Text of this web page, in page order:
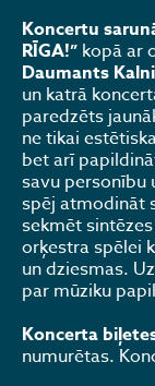
Koncertu
RĪGA!” kopā ar
Daumants
un katrā
paredzēts
ne tikai
bet arī
savu personību
spēj atmodināt
sekmēt
orķestra spēlei
un dziesmas.
par mūziku
Koncerta
numurētas.